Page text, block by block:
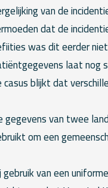
van de
dat de
was dit eerder
laat nog
casus blijkt dat
gegevens van twee
om een
gebruik van een